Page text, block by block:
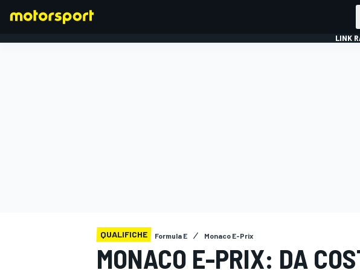
LINK
QUALIFICHE Formula E Monaco E-Prix
MONACO E-PRIX: DA